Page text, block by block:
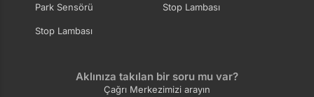
Park Sensörü Stop Lambası
Stop Lambası
Aklınıza takılan bir soru mu var?
Çağrı Merkezimizi arayın